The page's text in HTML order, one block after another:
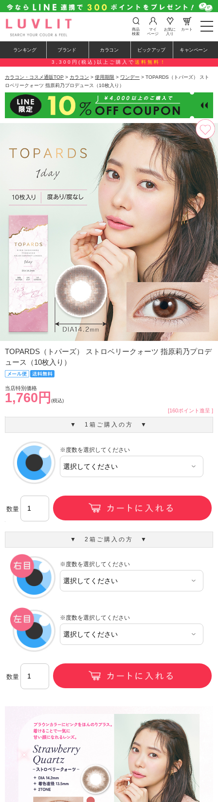
t
o
e
n
a
a
i
o
n
商品
検索
マイ
ページ
お気に
入り
カート
ランキング ブランド カラコン ピックアップ キャンペーン
3,300円(税込)以上ご購入で 送料無料！
カラコン・コスメ通販TOP > カラコン > 使用期限 > ワンデー > TOPARDS（トパーズ） スト
ロベリークォーツ 指原莉乃プロデュース（10枚入り）
TOPARDS（トパーズ） ストロベリークォーツ 指原莉乃プロデ
ュース（10枚入り）
当店特別価格
1,760円 (税込)
[160ポイント進呈 ]
▼ 1箱ご購入の方 ▼
※度数を選択してください
数量
▼ 2箱ご購入の方 ▼
※度数を選択してください
※度数を選択してください
数量